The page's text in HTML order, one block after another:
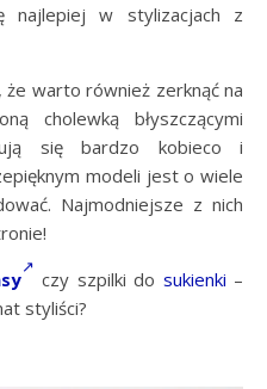
najlepiej w stylizacjach z
warto również zerknąć na
cholewką błyszczącymi
się bardzo kobieco i
modeli jest o wiele
Najmodniejsze z nich
czy szpilki do sukienki –
styliści?